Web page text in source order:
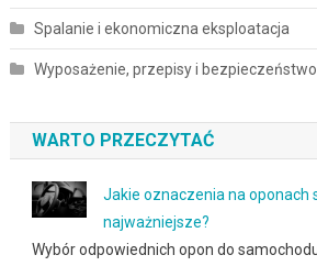
Spalanie i ekonomiczna eksploatacja
Wyposażenie, przepisy i
WARTO PRZECZYTAĆ
Jakie oznaczenia na oponach
najważniejsze?
Wybór odpowiednich opon do